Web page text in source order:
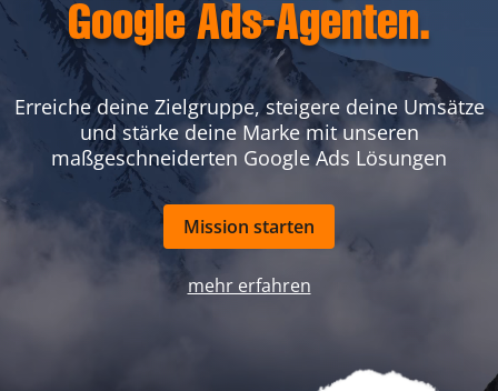
Google Ads-Agenten.
Erreiche deine Zielgruppe, steigere deine Umsätze
und stärke deine Marke mit unseren
maßgeschneiderten Google Ads Lösungen
Mission starten
mehr erfahren